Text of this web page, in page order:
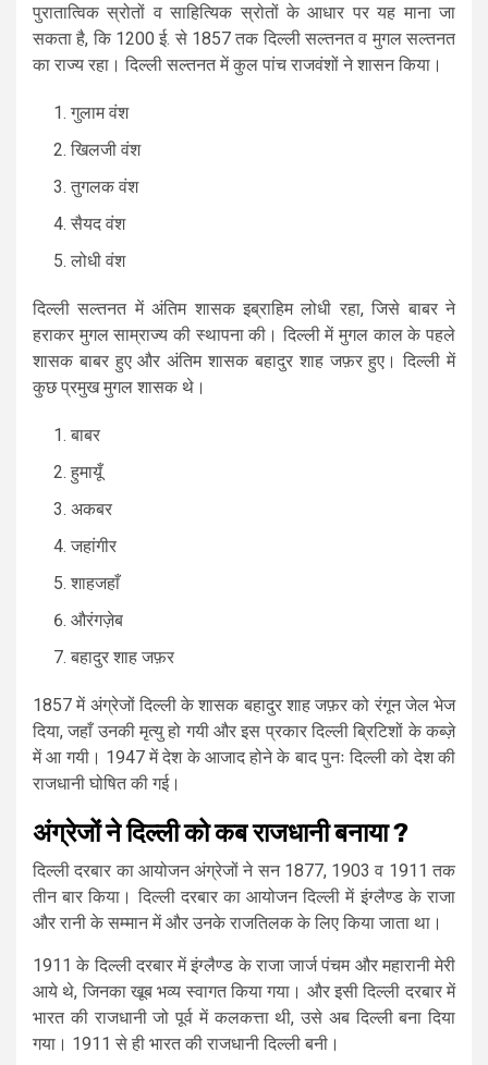
पुरातात्विक स्रोतों व साहित्यिक स्रोतों के आधार पर यह माना जा
सकता है, कि 1200 ई. से 1857 तक दिल्ली सल्तनत व मुगल सल्तनत
का राज्य रहा। दिल्ली सल्तनत में कुल पांच राजवंशों ने शासन किया।
गुलाम वंश
खिलजी वंश
तुगलक वंश
सैयद वंश
लोधी वंश
दिल्ली सल्तनत में अंतिम शासक इब्राहिम लोधी रहा, जिसे बाबर ने
हराकर मुगल साम्राज्य की स्थापना की। दिल्ली में मुगल काल के पहले
शासक बाबर हुए और अंतिम शासक बहादुर शाह जफ़र हुए। दिल्ली में
कुछ प्रमुख मुगल शासक थे।
बाबर
हुमायूँ
अकबर
जहांगीर
शाहजहाँ
औरंगज़ेब
बहादुर शाह जफ़र
1857 में अंग्रेजों दिल्ली के शासक बहादुर शाह जफ़र को रंगून जेल भेज
दिया, जहाँ उनकी मृत्यु हो गयी और इस प्रकार दिल्ली ब्रिटिशों के कब्ज़े
में आ गयी। 1947 में देश के आजाद होने के बाद पुनः दिल्ली को देश की
राजधानी घोषित की गई।
अंग्रेजों ने दिल्ली को कब राजधानी बनाया ?
दिल्ली दरबार का आयोजन अंग्रेजों ने सन 1877, 1903 व 1911 तक
तीन बार किया। दिल्ली दरबार का आयोजन दिल्ली में इंग्लैण्ड के राजा
और रानी के सम्मान में और उनके राजतिलक के लिए किया जाता था।
1911 के दिल्ली दरबार में इंग्लैण्ड के राजा जार्ज पंचम और महारानी मेरी
आये थे, जिनका खूब भव्य स्वागत किया गया। और इसी दिल्ली दरबार में
भारत की राजधानी जो पूर्व में कलकत्ता थी, उसे अब दिल्ली बना दिया
गया। 1911 से ही भारत की राजधानी दिल्ली बनी।